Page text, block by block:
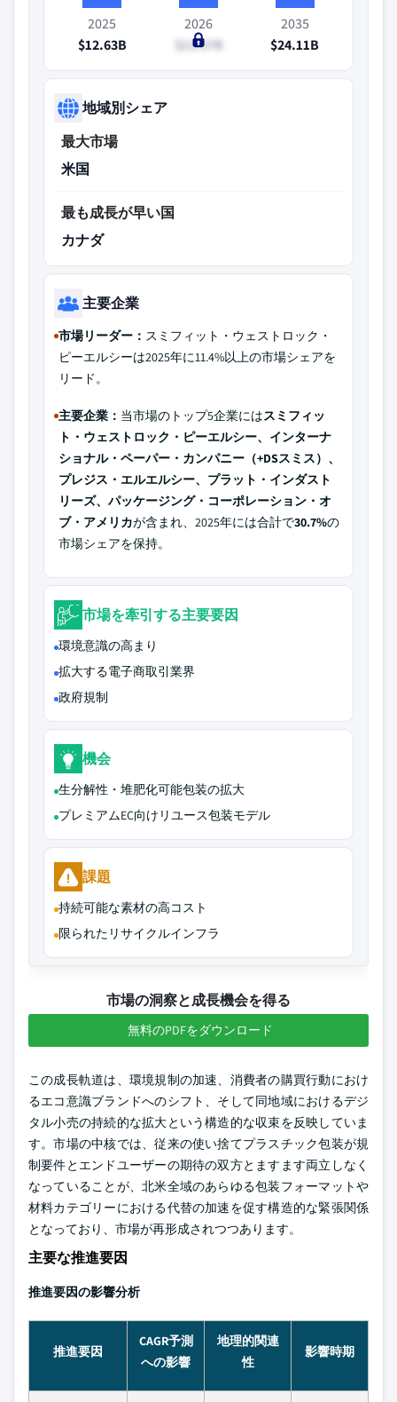
2025
$12.63B
2026
$13.57B
2035
$24.11B
地域別シェア
最大市場
米国
最も成長が早い国
カナダ
主要企業
市場リーダー： スミフィット・ウェストロック・
ピーエルシーは2025年に11.4%以上の市場シェアを
リード。
主要企業： 当市場のトップ5企業にはスミフィッ
ト・ウェストロック・ピーエルシー、インターナ
ショナル・ペーパー・カンパニー（+DSスミス）、
プレジス・エルエルシー、プラット・インダスト
リーズ、パッケージング・コーポレーション・オ
ブ・アメリカが含まれ、2025年には合計で30.7%の
市場シェアを保持。
市場を牽引する主要要因
環境意識の高まり
拡大する電子商取引業界
政府規制
機会
生分解性・堆肥化可能包装の拡大
プレミアムEC向けリユース包装モデル
課題
持続可能な素材の高コスト
限られたリサイクルインフラ
市場の洞察と成長機会を得る
無料のPDFをダウンロード
この成長軌道は、環境規制の加速、消費者の購買行動におけ
るエコ意識ブランドへのシフト、そして同地域におけるデジ
タル小売の持続的な拡大という構造的な収束を反映していま
す。市場の中核では、従来の使い捨てプラスチック包装が規
制要件とエンドユーザーの期待の双方とますます両立しなく
なっていることが、北米全域のあらゆる包装フォーマットや
材料カテゴリーにおける代替の加速を促す構造的な緊張関係
となっており、市場が再形成されつつあります。
主要な推進要因
推進要因の影響分析
推進要因
CAGR予測
への影響
地理的関連
性
影響時期